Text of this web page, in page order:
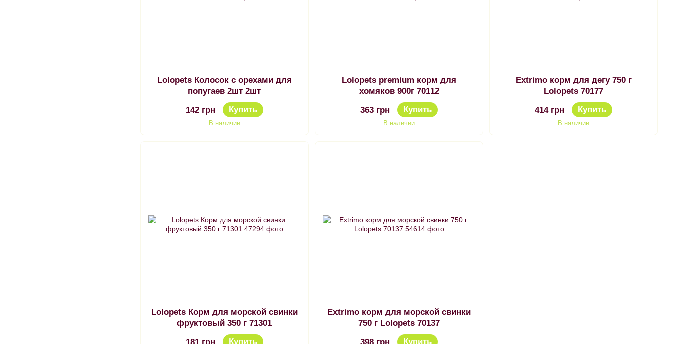
Lolopets Колосок с орехами для
попугаев 2шт 2шт
142 грн Купить
В наличии
Lolopets premium корм для
хомяков 900г 70112
363 грн Купить
В наличии
Extrimo корм для дегу 750 г
Lolopets 70177
414 грн Купить
В наличии
Lolopets Корм для морской свинки
фруктовый 350 г 71301
Купить
Extrimo корм для морской свинки
750 г Lolopets 70137
Купить